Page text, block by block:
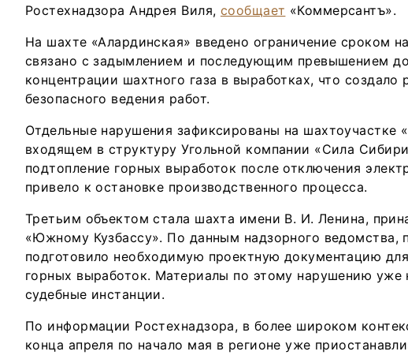
Ростехнадзора Андрея Виля, сообщает «Коммерсантъ».
На шахте «Алардинская» введено ограничение сроком
связано с задымлением и последующим превышением
концентрации шахтного газа в выработках, что создало
безопасного ведения работ.
Отдельные нарушения зафиксированы на шахтоучастке
входящем в структуру Угольной компании «Сила
подтопление горных выработок после отключения
привело к остановке производственного процесса.
Третьим объектом стала шахта имени В. И. Ленина,
«Южному Кузбассу». По данным надзорного ведомства,
подготовило необходимую проектную документацию
горных выработок. Материалы по этому нарушению уже
судебные инстанции.
По информации Ростехнадзора, в более широком
конца апреля по начало мая в регионе уже